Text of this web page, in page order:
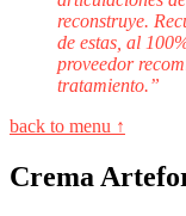
reconstruye.
de estas, al
proveedor
tratamiento.”
back to menu ↑
Crema